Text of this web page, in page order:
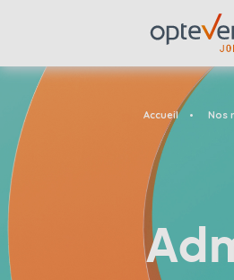
Accueil Nos